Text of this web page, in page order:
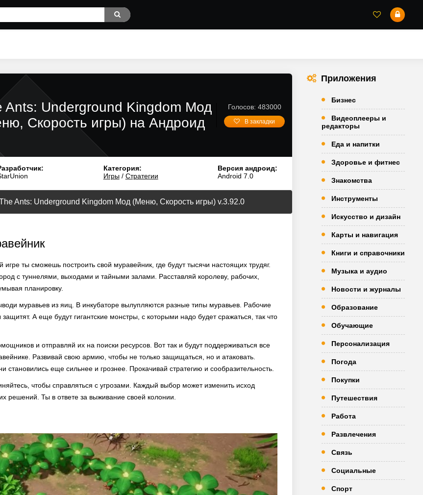
Ants: Underground Kingdom Мод
Скорость игры) на Андроид
Голосов: 483000
В закладки
Категория:
Игры/ Стратегии
Версия андроид:
Android 7.0
Ants: Underground Kingdom Мод (Меню, Скорость игры) v.3.92.0
ты сможешь построить свой муравейник, где будут тысячи настоящих трудяг.
с туннелями, выходами и тайными залами. Расставляй королеву, рабочих,
планировку.
муравьев из яиц. В инкубаторе вылупляются разные типы муравьев. Рабочие
А еще будут гигантские монстры, с которыми надо будет сражаться, так что
и отправляй их на поиски ресурсов. Вот так и будут поддерживаться все
Развивай свою армию, чтобы не только защищаться, но и атаковать.
становились еще сильнее и грознее. Прокачивай стратегию и сообразительность.
чтобы справляться с угрозами. Каждый выбор может изменить исход
решений. Ты в ответе за выживание своей колонии.
Приложения
Бизнес
Видеоплееры и
редакторы
Еда и напитки
Здоровье и фитнес
Знакомства
Инструменты
Искусство и дизайн
Карты и навигация
Книги и справочники
Музыка и аудио
Новости и журналы
Образование
Обучающие
Персонализация
Погода
Покупки
Путешествия
Работа
Развлечения
Связь
Социальные
Спорт